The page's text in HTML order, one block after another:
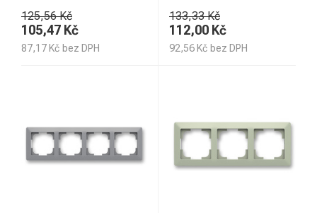
125,56 Kč
105,47 Kč
87,17 Kč bez DPH
133,33 Kč
112,00 Kč
92,56 Kč bez DPH